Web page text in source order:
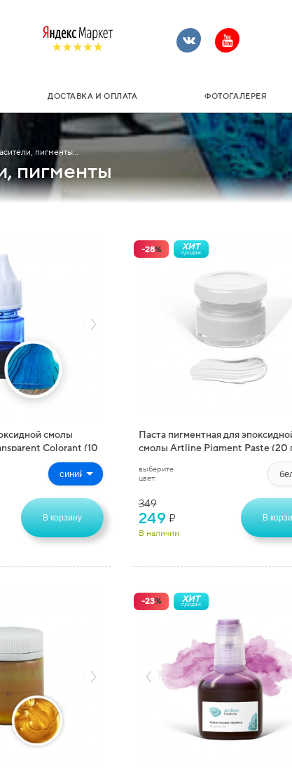
ДОСТАВКА И ОПЛАТА ФОТОГАЛЕРЕЯ
пигменты...
пигменты
смолы
Colorant (10
В корзину
-28% ХИТ
продаж
Паста пигментная для
смолы Artline Pigment Paste (20
выберите
цвет:
349
249 ₽
В наличии
В
-23% ХИТ
продаж